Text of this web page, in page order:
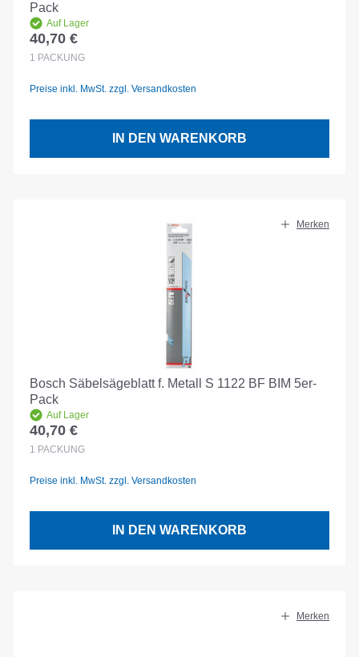
Pack
Auf Lager
Regulärer Preis:
40,70 €
1 PACKUNG
Preise inkl. MwSt. zzgl. Versandkosten
IN DEN WARENKORB
Merken
Bosch Säbelsägeblatt f. Metall S 1122 BF BIM 5er-
Pack
Auf Lager
Regulärer Preis:
40,70 €
1 PACKUNG
Preise inkl. MwSt. zzgl. Versandkosten
IN DEN WARENKORB
Merken